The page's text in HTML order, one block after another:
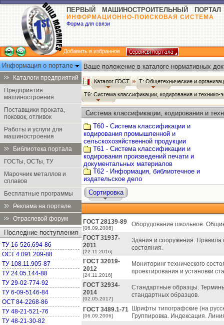
ПЕРВЫЙ МАШИНОСТРОИТЕЛЬНЫЙ ПОРТАЛ
ИНФОРМАЦИОННО-ПОИСКОВАЯ СИСТЕМА
Форма для связи
Добавить в избранное
Информация о портале
Каталоги предприятий
Предприятия
машиностроения
Поставщики проката,
поковок, отливок
Работы и услуги для
машиностроения
Библиотека портала
ГОСТы, ОСТы, ТУ
Марочник металлов и
сплавов
Бесплатные программы
Реклама на портале
Отраслевой форум
Последние поступления
ТУ 16-526.694-86
ОСТ 4.091.209-88
ТУ 108.11.905-87
ТУ 24.05.144-88
ТУ 29-02-774-92
ТУ 6-09-5146-84
ОСТ 84-2268-86
ТУ 48-21-521-76
ТУ 48-21-30-82
Ваше положение в каталоге нормативных
Каталог ГОСТ Т: Общетехнические и
Т6: Система классификации, кодирования и
Система классификации, кодирования и
ГОСТ
Т60 - Система классификации и
кодирования промышленной и
сельскохозяйственной продукции
Т61 - Система классификации и
кодирования произведений печати и
документальных материалов
Т62 - Информация, библиотечное и
издательское дело
Сортировка
ГОСТ 28139-89
[06.09.2006]
Оборудование школьное.
ГОСТ 31937-
2011
[22.11.2016]
Здания и сооружения. Правила
состояния.
ГОСТ 32019-
2012
[24.11.2016]
Мониторинг технического
проектирования и установки
ГОСТ 32934-
2014
[02.05.2017]
Стандартные образцы.
стандартных образцов.
ГОСТ 3489.1-71
[06.09.2006]
Шрифты типографские (на
Группировка. Индексация.